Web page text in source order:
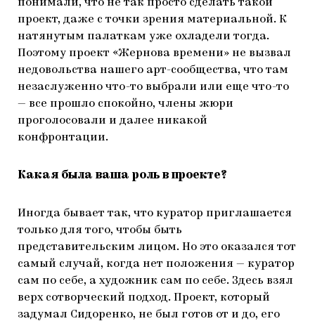
понимали, что не так просто сделать такой
проект, даже с точки зрения материальной. К
натянутым палаткам уже охладели тогда.
Поэтому проект «Жернова времени» не вызвал
недовольства нашего арт-сообщества, что там
незаслуженно что-то выбрали или еще что-то
— все прошло спокойно, члены жюри
проголосовали и далее никакой
конфронтации.
Какая была ваша роль в проекте?
Иногда бывает так, что куратор приглашается
только для того, чтобы быть
представительским лицом. Но это оказался тот
самый случай, когда нет положения — куратор
сам по себе, а художник сам по себе. Здесь взял
верх сотворческий подход. Проект, который
задумал Сидоренко, не был готов от и до, его